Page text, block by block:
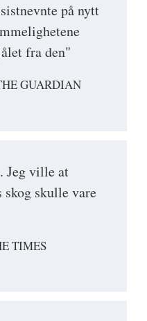
på nytt
fra den"
GUARDIAN
Jeg ville at
skog skulle vare
TIMES